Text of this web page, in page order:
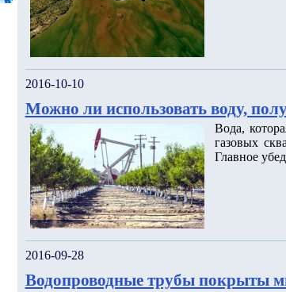
2016-10-10
Можно ли использовать воду,
Вода,
газовых
Главное
2016-09-28
Водопроводные трубы покрыты